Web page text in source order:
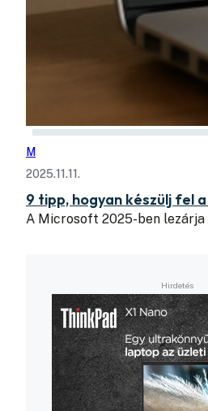
M
2025.11.11.
9 tipp, hogyan készülj fel
A Microsoft 2025-ben